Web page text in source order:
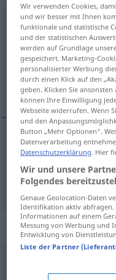
abstürzen <sein>
Übersicht aller
(Für mehr Details die
spadat, řítit se
spadat<-dnout>
<z>řítit se abstürzen
Wir verwenden Cookies,
und wir besser mit Ihnen
funktionale und statistische
und der statistischen
werden auf Grundlage
gespeichert. Marketing-
personalisierter Werbung
durch einen Klick auf den
geben. Klicken Sie
können Ihre Einwilligung
Webseite widerrufen. Wenn
und den
Button „Mehr Optionen“.
Datenverarbeitung
Datenschutzerklärung. Hier
Wir und unsere
Folgendes
Genaue Geolocation-Daten
Identifikation aktiv
Informationen auf einem
Messung von Werbung und
Entwicklung von
Liste der Partner